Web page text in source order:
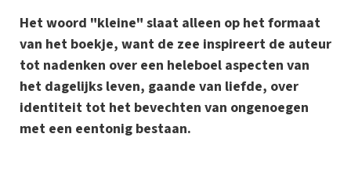
Het woord "kleine" slaat alleen op het formaat
van het boekje, want de zee inspireert de auteur
tot nadenken over een heleboel aspecten van
het dagelijks leven, gaande van liefde, over
identiteit tot het bevechten van ongenoegen
met een eentonig bestaan.